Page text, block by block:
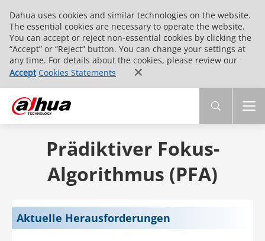
Dahua uses cookies and similar technologies on the website.
The essential cookies are necessary to operate the website.
You can accept or reject non-essential cookies by clicking the
“Accept” or “Reject” button. You can change your settings at
any time. For details about the cookies, please review our
Accept Cookies Statements
Prädiktiver Fokus-
Algorithmus (PFA)
Aktuelle Herausforderungen